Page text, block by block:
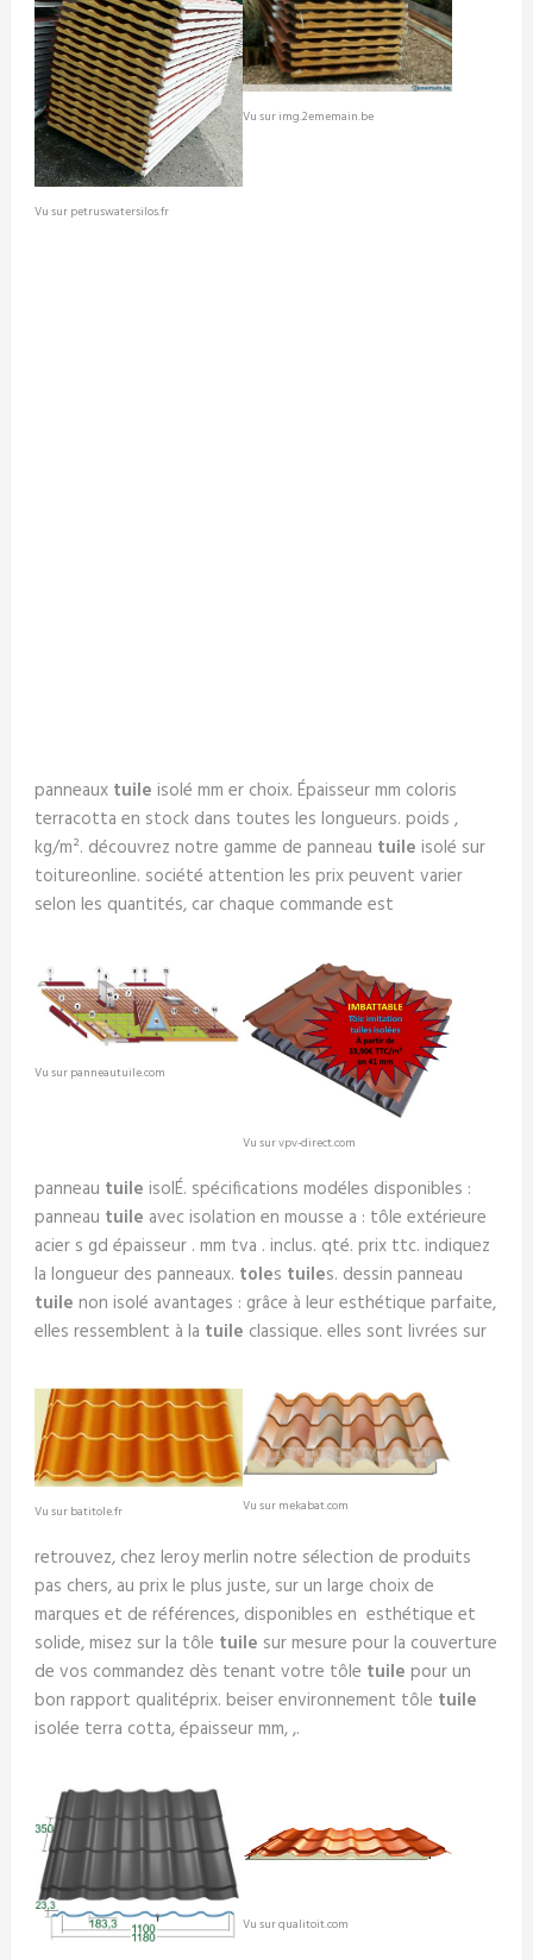
Vu sur petruswatersilos.fr
Vu sur img.2ememain.be
panneaux tuile isolé mm er choix. Épaisseur mm coloris
terracotta en stock dans toutes les longueurs. poids ,
kg/m². découvrez notre gamme de panneau tuile isolé sur
toitureonline. société attention les prix peuvent varier
selon les quantités, car chaque commande est
Vu sur panneautuile.com
Vu sur vpv-direct.com
panneau tuile isolÉ. spécifications modéles disponibles :
panneau tuile avec isolation en mousse a : tôle extérieure
acier s gd épaisseur . mm tva . inclus. qté. prix ttc. indiquez
la longueur des panneaux. toles tuiles. dessin panneau
tuile non isolé avantages : grâce à leur esthétique parfaite,
elles ressemblent à la tuile classique. elles sont livrées sur
Vu sur batitole.fr Vu sur mekabat.com
retrouvez, chez leroy merlin notre sélection de produits
pas chers, au prix le plus juste, sur un large choix de
marques et de références, disponibles en esthétique et
solide, misez sur la tôle tuile sur mesure pour la couverture
de vos commandez dès tenant votre tôle tuile pour un
bon rapport qualitéprix. beiser environnement tôle tuile
isolée terra cotta, épaisseur mm, ,.
Vu sur qualitoit.com